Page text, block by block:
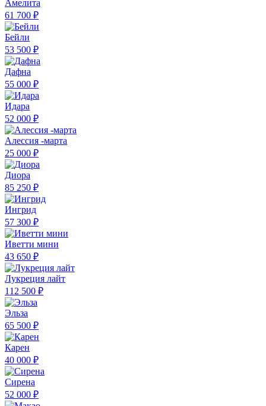
Амелита
61 700 ₽
Бейли
53 500 ₽
Дафна
55 000 ₽
Идара
52 000 ₽
Алессия -марта
25 000 ₽
Диора
85 250 ₽
Ингрид
57 300 ₽
Иветти мини
43 650 ₽
Лукреция лайт
112 500 ₽
Эльза
65 500 ₽
Карен
40 000 ₽
Сирена
52 000 ₽